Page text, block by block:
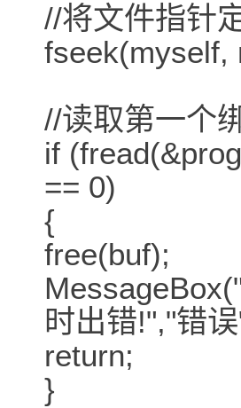
//将文件指针
fseek(myself,
//读取第一
if
== 0)
{
free(buf);
时出错!","错
return;
}